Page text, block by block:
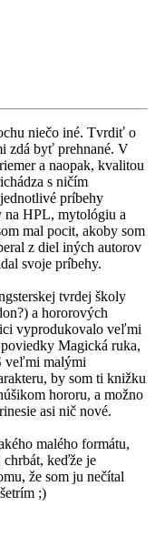
niečo iné. Tvrdiť o
zdá byť prehnané. V
a naopak, kvalitou
s ničím
príbehy
na HPL, mytológiu a
mal pocit, akoby som
z diel iných autorov
svoje príbehy.
tvrdej školy
a hororových
vyprodukovalo veľmi
Magická ruka,
veľmi malými
by som ti knižku
hororu, a možno
asi nič nové.
malého formátu,
chrbát, keďže je
že som ju nečítal
;)